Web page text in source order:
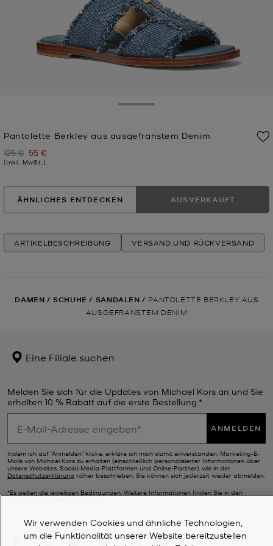
Pantolette Berkley aus ausgefranstem Denim
Zuvor
125 € Jetzt
55 €
(Inkl. MwSt.)
ÄHNLICHES ENTDECKEN AUSVERKAUFT
ARTIKELBESCHREIBUNG VERSAND UND RÜCKVERSAND
DAMEN / SCHUHE / SANDALEN / PANTOLETTE BERKLEY AUS
AUSGEFRANSTEM DENIM
Eine Filiale suchen
Melden Sie sich für die Updates von Michael Kors an und Sie
erhalten 10 % Rabatt auf die erste Bestellung.*
ANMELDEN
Indem ich auf "Anmelden" klicke, erkläre ich mich damit einverstanden, Marketing-E-
Mails von Michael Kors zu erhalten (einschließlich personalisierter Informationen über
unsere Websites, Social-Media-Plattformen und Online-Partner), wie in der
Datenschutzerklärung näher beschrieben. Sie können sich jederzeit wieder abmelden.
*Es gelten die jeweiligen Bedingungen. Weitere Informationen finden Sie in den
Wir verwenden Cookies und ähnliche Technologien,
um die Funktionalität unserer Website bereitzustellen